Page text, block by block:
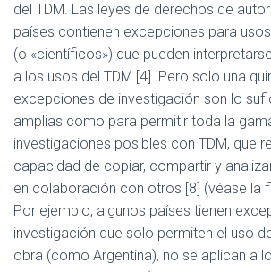
del TDM. Las leyes de derechos de
países contienen excepciones para
(o «científicos») que pueden
a los usos del TDM [4]. Pero solo una
excepciones de investigación son lo
amplias como para permitir toda la
investigaciones posibles con TDM, que
capacidad de copiar, compartir y
en colaboración con otros [8] (véase la
Por ejemplo, algunos países tienen
investigación que solo permiten el uso
obra (como Argentina), no se aplican a